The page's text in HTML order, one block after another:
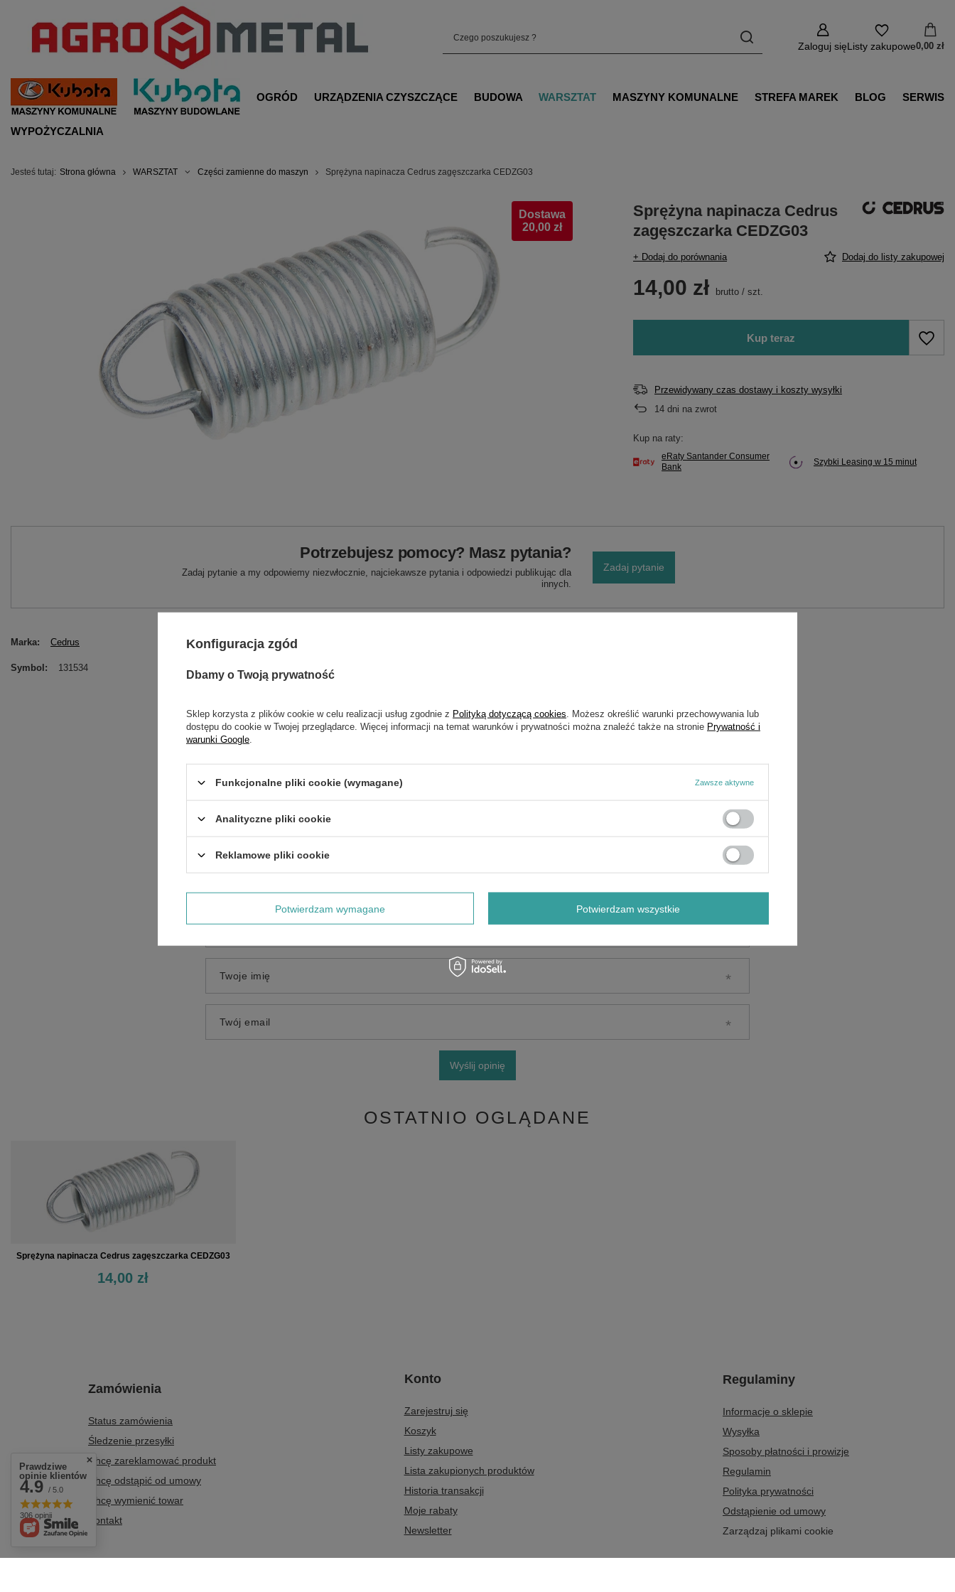
Zaloguj sięListy zakupowe0,00 zł
OGRÓD URZĄDZENIA CZYSZCZĄCE BUDOWA WARSZTAT MASZYNY KOMUNALNE STREFA MAREK BLOG SERWIS
WYPOŻYCZALNIA
Jesteś tutaj: Strona główna WARSZTAT Części zamienne do maszyn Sprężyna napinacza Cedrus zagęszczarka CEDZG03
Dostawa
20,00 zł
Sprężyna napinacza Cedrus
zagęszczarka CEDZG03
+ Dodaj do porównania Dodaj do listy zakupowej
14,00 zł brutto /szt.
Kup teraz
Przewidywany czas dostawy i koszty wysyłki
14 dni na zwrot
Kup na raty:
eRaty Santander Consumer
Bank
Szybki Leasing w 15 minut
Potrzebujesz pomocy? Masz pytania?
Zadaj pytanie a my odpowiemy niezwłocznie, najciekawsze pytania i odpowiedzi publikując dla
innych.
Zadaj pytanie
Marka Cedrus
Symbol 131534
NAPISZ SWOJĄ OPINIĘ
Dodaj własne zdjęcie produktu:
Twoje imię
Twój email
Wyślij opinię
OSTATNIO OGLĄDANE
Sprężyna napinacza Cedrus zagęszczarka CEDZG03
14,00 zł
Zamówienia
Status zamówienia
Śledzenie przesyłki
Chcę zareklamować produkt
Chcę odstąpić od umowy
Chcę wymienić towar
Kontakt
Konto
Zarejestruj się
Koszyk
Listy zakupowe
Lista zakupionych produktów
Historia transakcji
Moje rabaty
Newsletter
Regulaminy
Informacje o sklepie
Wysyłka
Sposoby płatności i prowizje
Regulamin
Polityka prywatności
Odstąpienie od umowy
Zarządzaj plikami cookie
Prawdziwe
opinie klientów
4.9 / 5.0
306 opinii
Konfiguracja zgód
Dbamy o Twoją prywatność
Sklep korzysta z plików cookie w celu realizacji usług zgodnie z Polityką dotyczącą cookies . Możesz określić warunki przechowywania lub
dostępu do cookie w Twojej przeglądarce. Więcej informacji na temat warunków i prywatności można znaleźć także na stronie Prywatność i
warunki Google
Funkcjonalne pliki cookie (wymagane) Zawsze aktywne
Analityczne pliki cookie
Reklamowe pliki cookie
Potwierdzam wymagane Potwierdzam wszystkie